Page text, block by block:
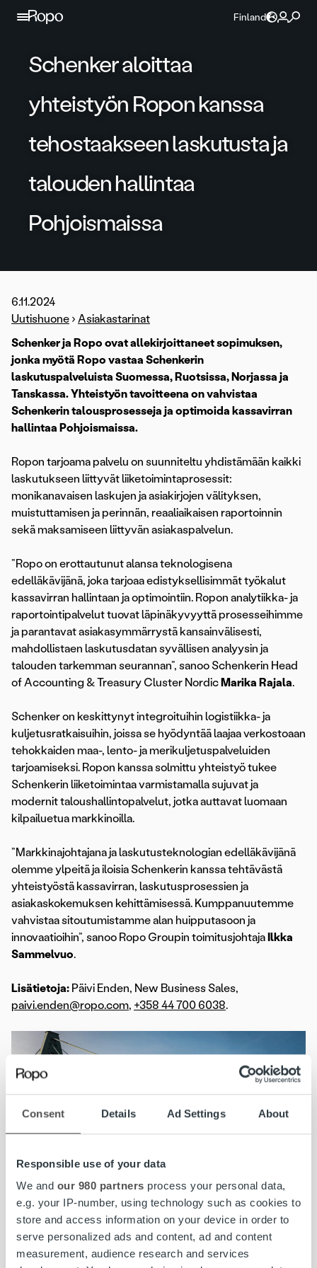
Consent Details Ad Settings About
Responsible use of your data
We and our 980 partners process your personal data,
e.g. your IP-number, using technology such as cookies to
store and access information on your device in order to
serve personalized ads and content, ad and content
measurement, audience research and services
Jatka sisältöön
Finland
Schenker aloittaa
yhteistyön Ropon kanssa
tehostaakseen laskutusta ja
talouden hallintaa
Pohjoismaissa
6.11.2024
Uutishuone › Asiakastarinat
Schenker ja Ropo ovat allekirjoittaneet sopimuksen,
jonka myötä Ropo vastaa Schenkerin
laskutuspalveluista Suomessa, Ruotsissa, Norjassa ja
Tanskassa. Yhteistyön tavoitteena on vahvistaa
Schenkerin talousprosesseja ja optimoida kassavirran
hallintaa Pohjoismaissa.
Ropon tarjoama palvelu on suunniteltu yhdistämään kaikki
laskutukseen liittyvät liiketoimintaprosessit:
monikanavaisen laskujen ja asiakirjojen välityksen,
muistuttamisen ja perinnän, reaaliaikaisen raportoinnin
sekä maksamiseen liittyvän asiakaspalvelun.
”Ropo on erottautunut alansa teknologisena
edelläkävijänä, joka tarjoaa edistyksellisimmät työkalut
kassavirran hallintaan ja optimointiin. Ropon analytiikka- ja
raportointipalvelut tuovat läpinäkyvyyttä prosesseihimme
ja parantavat asiakasymmärrystä kansainvälisesti,
mahdollistaen laskutusdatan syvällisen analyysin ja
talouden tarkemman seurannan”, sanoo Schenkerin Head
of Accounting & Treasury Cluster Nordic Marika Rajala.
Schenker on keskittynyt integroituihin logistiikka- ja
kuljetusratkaisuihin, joissa se hyödyntää laajaa verkostoaan
tehokkaiden maa-, lento- ja merikuljetuspalveluiden
tarjoamiseksi. Ropon kanssa solmittu yhteistyö tukee
Schenkerin liiketoimintaa varmistamalla sujuvat ja
modernit taloushallintopalvelut, jotka auttavat luomaan
kilpailuetua markkinoilla.
”Markkinajohtajana ja laskutusteknologian edelläkävijänä
olemme ylpeitä ja iloisia Schenkerin kanssa tehtävästä
yhteistyöstä kassavirran, laskutusprosessien ja
asiakaskokemuksen kehittämisessä. Kumppanuutemme
vahvistaa sitoutumistamme alan huipputasoon ja
innovaatioihin”, sanoo Ropo Groupin toimitusjohtaja Ilkka
Sammelvuo.
Lisätietoja: Päivi Enden, New Business Sales,
paivi.enden@ropo.com, +358 44 700 6038.
DB Schenkeron yksi maailman johtavista